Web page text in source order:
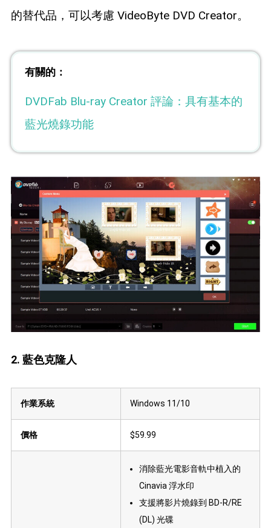
的替代品，可以考慮 VideoByte DVD Creator。
有關的：
DVDFab Blu-ray Creator 評論：具有基本的
藍光燒錄功能
2. 藍色克隆人
作業系統 Windows 11/10
價格 $59.99
消除藍光電影音軌中植入的
Cinavia 浮水印
支援將影片燒錄到 BD-R/RE
(DL) 光碟